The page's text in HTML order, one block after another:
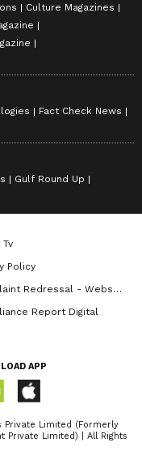
Culture Magazines
Fact Check News
Gulf Round Up
Policy
Redressal - Website
Report Digital
APP
Private Limited (Formerly
Private Limited) | All Rights